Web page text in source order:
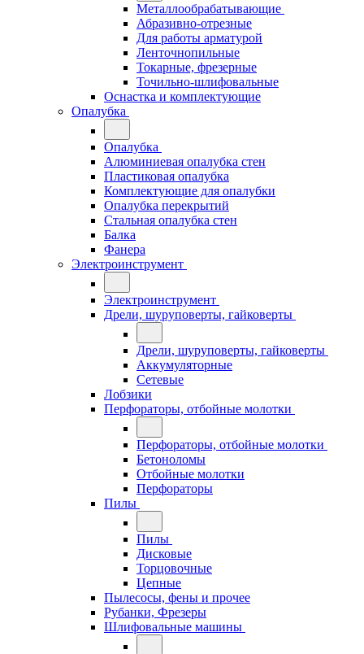
Металлообрабатывающие
Абразивно-отрезные
Для работы арматурой
Ленточнопильные
Токарные, фрезерные
Точильно-шлифовальные
Оснастка и комплектующие
Опалубка
Опалубка
Алюминиевая опалубка стен
Пластиковая опалубка
Комплектующие для опалубки
Опалубка перекрытий
Стальная опалубка стен
Балка
Фанера
Электроинструмент
Электроинструмент
Дрели, шуруповерты, гайковерты
Дрели, шуруповерты, гайковерты
Аккумуляторные
Сетевые
Лобзики
Перфораторы, отбойные молотки
Перфораторы, отбойные молотки
Бетоноломы
Отбойные молотки
Перфораторы
Пилы
Пилы
Дисковые
Торцовочные
Цепные
Пылесосы, фены и прочее
Рубанки, Фрезеры
Шлифовальные машины